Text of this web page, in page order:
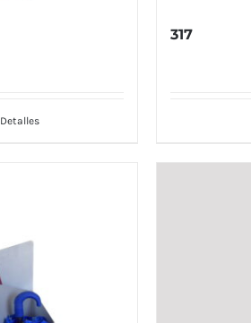
Detalles
317